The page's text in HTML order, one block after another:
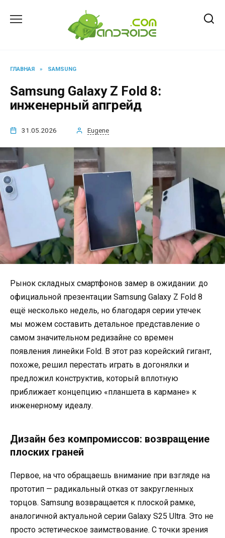
ГЛАВНАЯ » SAMSUNG
Samsung Galaxy Z Fold 8:
инженерный апгрейд
31.05.2026 Eugene
Рынок складных смартфонов замер в ожидании: до
официальной презентации Samsung Galaxy Z Fold 8
ещё несколько недель, но благодаря серии утечек
мы можем составить детальное представление о
самом значительном редизайне со времен
появления линейки Fold. В этот раз корейский гигант,
похоже, решил перестать играть в догонялки и
предложил конструктив, который вплотную
приближает концепцию «планшета в кармане» к
инженерному идеалу.
Дизайн без компромиссов: возвращение
плоских граней
Первое, на что обращаешь внимание при взгляде на
прототип — радикальный отказ от закругленных
торцов. Samsung возвращается к плоской рамке,
аналогичной актуальной серии Galaxy S25 Ultra. Это не
просто эстетическое заимствование. С точки зрения